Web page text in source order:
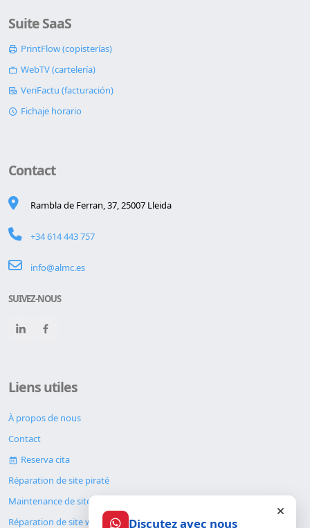
Suite SaaS
PrintFlow (copisterías)
WebTV (cartelería)
VeriFactu (facturación)
Fichaje horario
Contact
Rambla de Ferran, 37, 25007 Lleida
+34 614 443 757
info@almc.es
SUIVEZ-NOUS
Liens utiles
À propos de nous
Contact
Reserva cita
Réparation de site piraté
Maintenance de site web
Réparation de site web
Discutez avec nous